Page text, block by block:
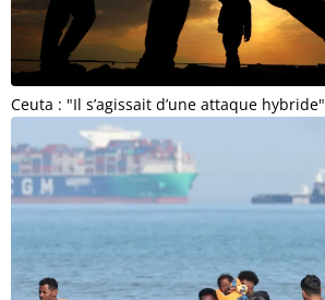
Ceuta : "Il s’agissait d’une attaque hybride"